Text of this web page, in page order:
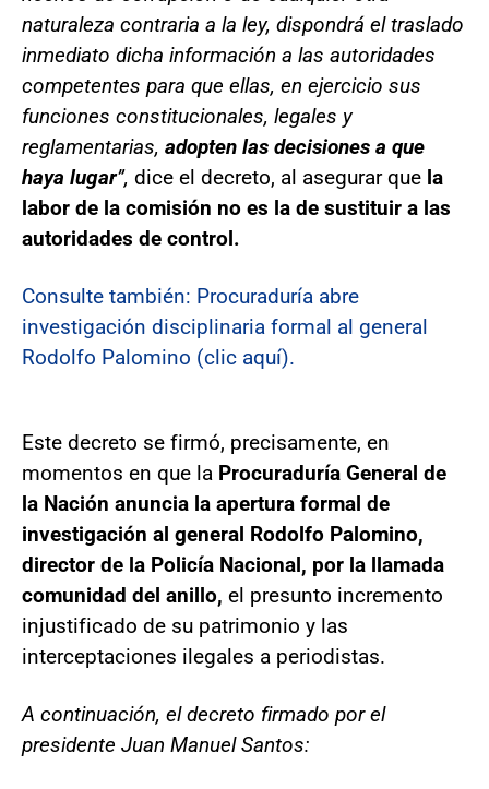
naturaleza contraria a la ley, dispondrá el traslado
inmediato dicha información a las autoridades
competentes para que ellas, en ejercicio sus
funciones constitucionales, legales y
reglamentarias, adopten las decisiones a que
haya lugar”, dice el decreto, al asegurar que la
labor de la comisión no es la de sustituir a las
autoridades de control.
Consulte también: Procuraduría abre
investigación disciplinaria formal al general
Rodolfo Palomino (clic aquí).
Este decreto se firmó, precisamente, en
momentos en que la Procuraduría General de
la Nación anuncia la apertura formal de
investigación al general Rodolfo Palomino,
director de la Policía Nacional, por la llamada
comunidad del anillo, el presunto incremento
injustificado de su patrimonio y las
interceptaciones ilegales a periodistas.
A continuación, el decreto firmado por el
presidente Juan Manuel Santos: